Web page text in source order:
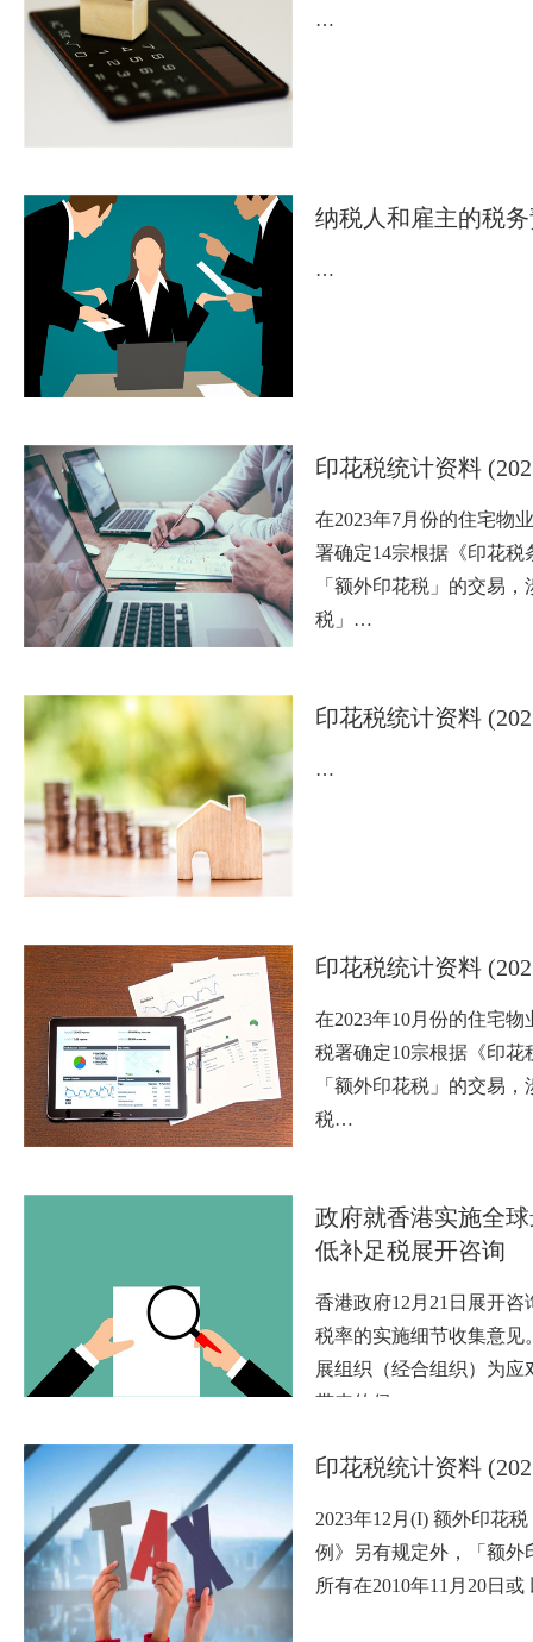
…
纳税人和雇主的税
…
印花税统计资料
在2023年7月份的住宅物
署确定14宗根据《印花税
「额外印花税」的交易
税」…
印花税统计资料
…
印花税统计资料
在2023年10月份的住宅
税署确定10宗根据《印花
「额外印花税」的交易
税…
政府就香港实施全
低补足税展开咨询
香港政府12月21日展开咨
税率的实施细节收集意见
展组织（经合组织）为应
带来的侵…
印花税统计资料
2023年12月(I) 额外印花
例》另有规定外，「额外
所有在2010年11月20日